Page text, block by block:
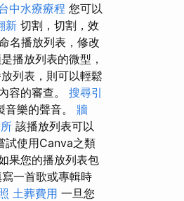
中水療療程 您可以
新 切割，切割，效
名播放列表，修改
播放列表的微型，
列表，則可以輕鬆
容的審查。 搜尋引
樂的聲音。 牆
該播放列表可以
試使用Canva之類
果您的播放列表包
一首歌或專輯時
土葬費用 一旦您